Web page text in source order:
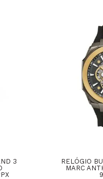
3
RELÓGIO
MARC